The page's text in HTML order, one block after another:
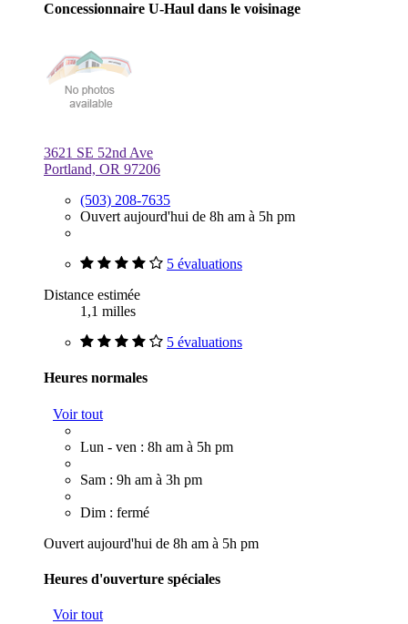
Concessionnaire U-Haul dans le voisinage
3621 SE 52nd Ave
Portland, OR 97206
(503) 208-7635
Ouvert aujourd'hui de 8h am à 5h pm
5 évaluations
Distance estimée
1,1 milles
5 évaluations
Heures normales
Voir tout
Lun - ven : 8h am à 5h pm
Sam : 9h am à 3h pm
Dim : fermé
Ouvert aujourd'hui de 8h am à 5h pm
Heures d'ouverture spéciales
Voir tout